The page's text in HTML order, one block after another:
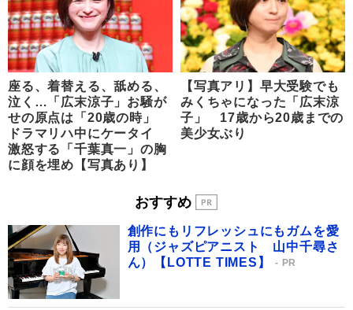
座る、着替える、舐める、
泣く…「広末涼子」お騒が
せの原点は「20歳の時」
ドラマリハ中にケータイ
激怒する「千葉真一」の胸
に顔を埋め【写真あり】
【写真アリ】早大受験でも
みくちゃになった「広末涼
子」 17歳から20歳までの
美少女ぶり
おすすめ
創作にもリフレッシュにもガムを愛
用（ジャズピアニスト 山中千尋さ
ん）【LOTTE TIMES】
PR